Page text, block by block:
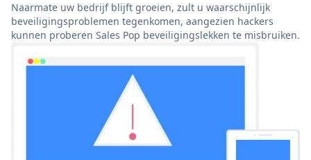
Naarmate uw bedrijf blijft groeien, zult u waarschijnlijk
beveiligingsproblemen tegenkomen, aangezien hackers
kunnen proberen Sales Pop beveiligingslekken te misbruiken.